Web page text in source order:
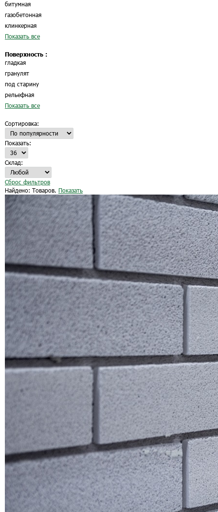
битумная
газобетонная
клинкерная
Показать все
Поверхность :
гладкая
гранулят
под старину
рельефная
Показать все
Сортировка:
Показать:
Склад:
Сброс фильтров
Найдено: Товаров. Показать